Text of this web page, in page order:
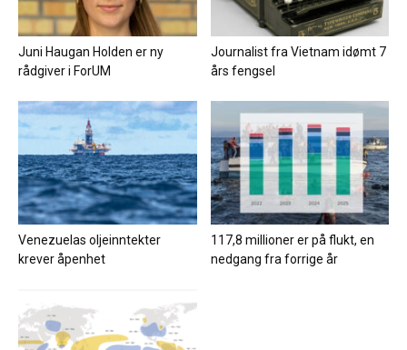
Juni Haugan Holden er ny
rådgiver i ForUM
Journalist fra Vietnam idømt 7
års fengsel
Venezuelas oljeinntekter
krever åpenhet
117,8 millioner er på flukt, en
nedgang fra forrige år